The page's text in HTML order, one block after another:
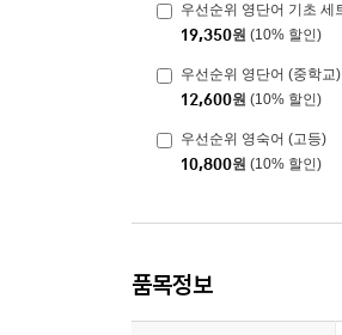
우선순위 영단어 기초 세
19,350원 (10% 할인)
우선순위 영단어 (중학교)
12,600원 (10% 할인)
우선순위 영숙어 (고등)
10,800원 (10% 할인)
품목정보